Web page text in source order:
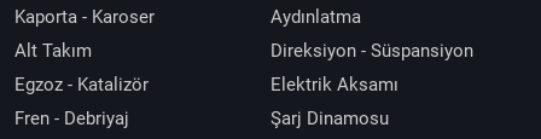
Kaporta - Karoser
Aydınlatma
Alt Takım
Direksiyon - Süspansiyon
Egzoz - Katalizör
Elektrik Aksamı
Fren - Debriyaj
Şarj Dinamosu